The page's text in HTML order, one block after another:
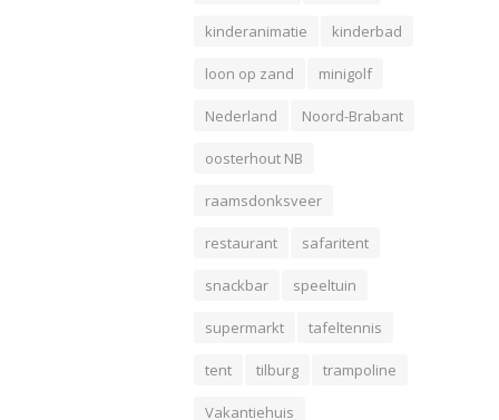
kinderanimatie kinderbad
loon op zand minigolf
Nederland Noord-Brabant
oosterhout NB
raamsdonksveer
restaurant safaritent
snackbar speeltuin
supermarkt tafeltennis
tent tilburg trampoline
Vakantiehuis